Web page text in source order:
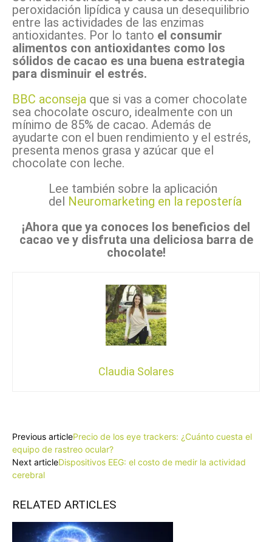
peroxidación lipídica y causa un desequilibrio
entre las actividades de las enzimas
antioxidantes. Por lo tanto el consumir
alimentos con antioxidantes como los
sólidos de cacao es una buena estrategia
para disminuir el estrés.
BBC aconseja que si vas a comer chocolate
sea chocolate oscuro, idealmente con un
mínimo de 85% de cacao. Además de
ayudarte con el buen rendimiento y el estrés,
presenta menos grasa y azúcar que el
chocolate con leche.
Lee también sobre la aplicación
del Neuromarketing en la repostería
¡Ahora que ya conoces los beneficios del
cacao ve y disfruta una deliciosa barra de
chocolate!
Claudia Solares
Previous articlePrecio de los eye trackers: ¿Cuánto cuesta el
equipo de rastreo ocular?
Next articleDispositivos EEG: el costo de medir la actividad
cerebral
RELATED ARTICLES